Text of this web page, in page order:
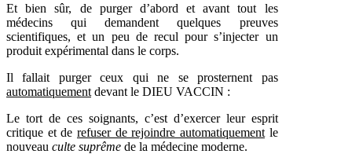
Et bien sûr, de purger d’abord et avant tout les
médecins qui demandent quelques preuves
scientifiques, et un peu de recul pour s’injecter un
produit expérimental dans le corps.
Il fallait purger ceux qui ne se prosternent pas
automatiquement devant le DIEU VACCIN :
Le tort de ces soignants, c’est d’exercer leur esprit
critique et de refuser de rejoindre automatiquementle
nouveau culte suprême de la médecine moderne.